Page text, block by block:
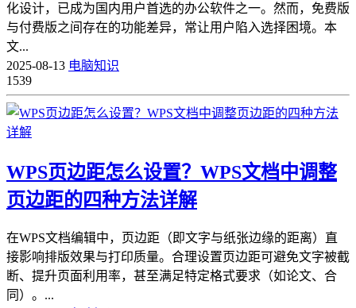
化设计，已成为国内用户首选的办公软件之一。然而，免费版
与付费版之间存在的功能差异，常让用户陷入选择困境。本
文...
2025-08-13 电脑知识
1539
WPS页边距怎么设置？WPS文档中调整
页边距的四种方法详解
在WPS文档编辑中，页边距（即文字与纸张边缘的距离）直
接影响排版效果与打印质量。合理设置页边距可避免文字被截
断、提升页面利用率，甚至满足特定格式要求（如论文、合
同）。...